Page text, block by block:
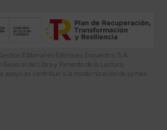
Editorial en Ediciones Encuentro, S.A.
del Libro y Fomento de la Lectura,
apoyo es contribuir a la modernización de pymes